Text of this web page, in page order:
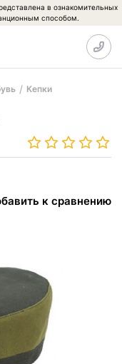
в ознакомительных
способом.
Кепки
к сравнению